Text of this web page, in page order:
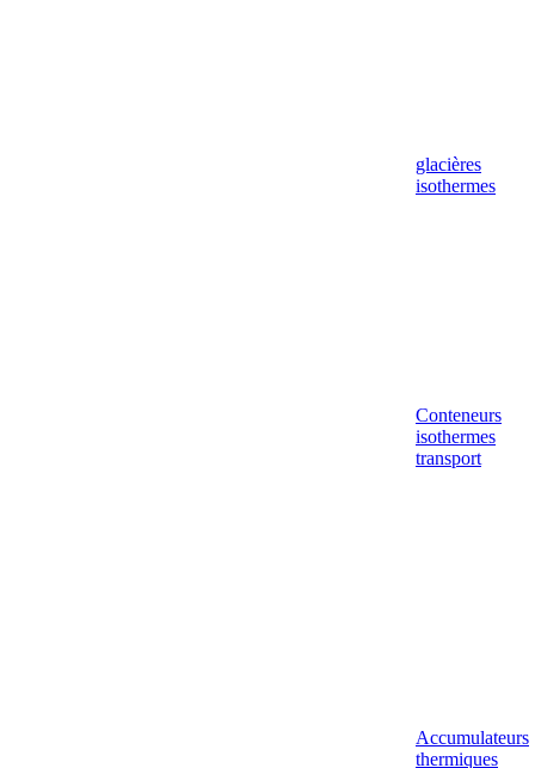
glacières
isothermes
Conteneurs
isothermes
transport
Accumulateurs
thermiques